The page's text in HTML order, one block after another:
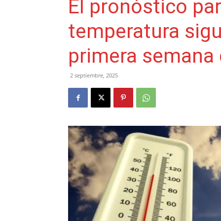
El pronóstico
temperatura
primera
2 septiembre, 2025